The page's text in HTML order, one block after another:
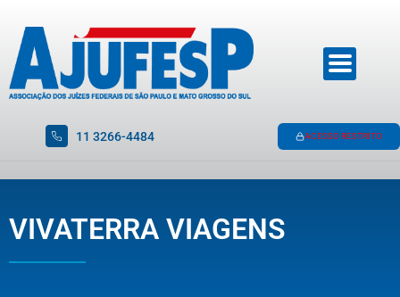
11 3266-4484 ACESSO RESTRITO
VIVATERRA VIAGENS